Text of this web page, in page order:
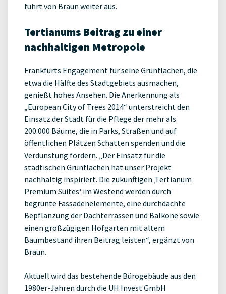
führt von Braun weiter aus.
Tertianums Beitrag zu einer
nachhaltigen Metropole
Frankfurts Engagement für seine Grünflächen, die
etwa die Hälfte des Stadtgebiets ausmachen,
genießt hohes Ansehen. Die Anerkennung als
„European City of Trees 2014“ unterstreicht den
Einsatz der Stadt für die Pflege der mehr als
200.000 Bäume, die in Parks, Straßen und auf
öffentlichen Plätzen Schatten spenden und die
Verdunstung fördern. „Der Einsatz für die
städtischen Grünflächen hat unser Projekt
nachhaltig inspiriert. Die zukünftigen ‚Tertianum
Premium Suites‘ im Westend werden durch
begrünte Fassadenelemente, eine durchdachte
Bepflanzung der Dachterrassen und Balkone sowie
einen großzügigen Hofgarten mit altem
Baumbestand ihren Beitrag leisten“, ergänzt von
Braun.
Aktuell wird das bestehende Bürogebäude aus den
1980er-Jahren durch die UH Invest GmbH